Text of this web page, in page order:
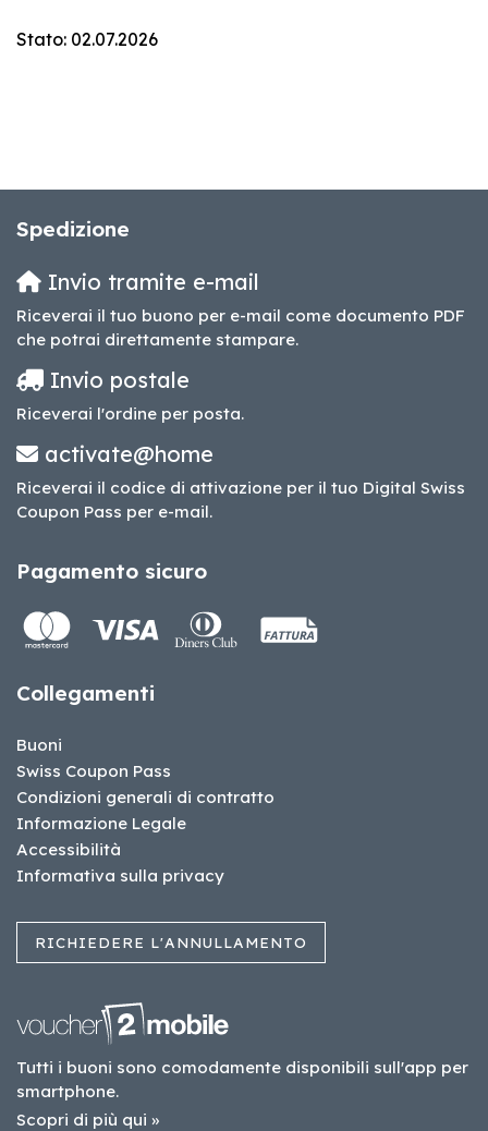
Stato: 02.07.2026
Spedizione
Invio tramite e-mail
Riceverai il tuo buono per e-mail come documento PDF
che potrai direttamente stampare.
Invio postale
Riceverai l'ordine per posta.
activate@home
Riceverai il codice di attivazione per il tuo Digital Swiss
Coupon Pass per e-mail.
Pagamento sicuro
Collegamenti
Buoni
Swiss Coupon Pass
Condizioni generali di contratto
Informazione Legale
Accessibilità
Informativa sulla privacy
RICHIEDERE L'ANNULLAMENTO
Tutti i buoni sono comodamente disponibili sull'app per
smartphone.
Scopri di più qui »